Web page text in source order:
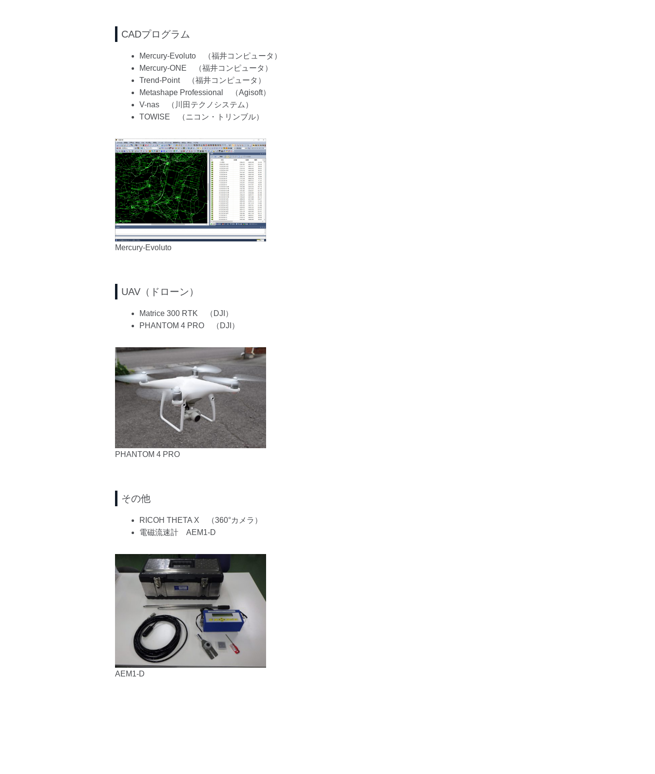
CADプログラム
Mercury-Evoluto （福井コンピュータ）
Mercury-ONE （福井コンピュータ）
Trend-Point （福井コンピュータ）
Metashape Professional （Agisoft）
V-nas （川田テクノシステム）
TOWISE （ニコン・トリンブル）
Mercury-Evoluto
UAV（ドローン）
Matrice 300 RTK （DJI）
PHANTOM 4 PRO （DJI）
PHANTOM 4 PRO
その他
RICOH THETA X （360°カメラ）
電磁流速計 AEM1-D
AEM1-D